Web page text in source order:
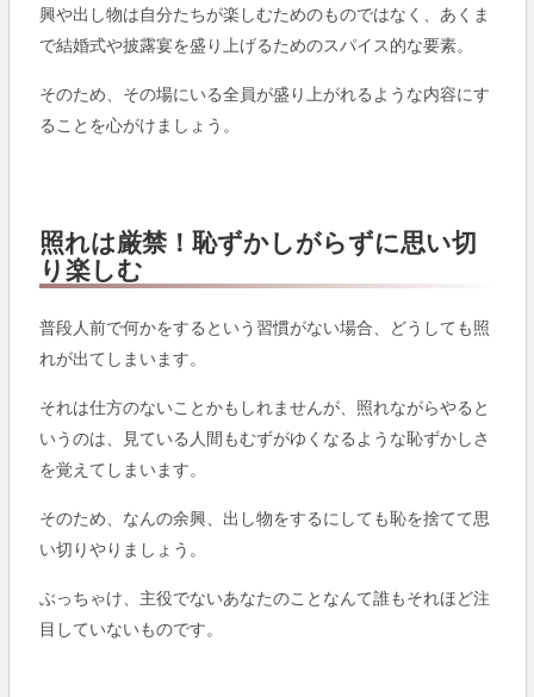
興や出し物は自分たちが楽しむためのものではなく、あくま
で結婚式や披露宴を盛り上げるためのスパイス的な要素。
そのため、その場にいる全員が盛り上がれるような内容にす
ることを心がけましょう。
照れは厳禁！恥ずかしがらずに思い切
り楽しむ
普段人前で何かをするという習慣がない場合、どうしても照
れが出てしまいます。
それは仕方のないことかもしれませんが、照れながらやると
いうのは、見ている人間もむずがゆくなるような恥ずかしさ
を覚えてしまいます。
そのため、なんの余興、出し物をするにしても恥を捨てて思
い切りやりましょう。
ぶっちゃけ、主役でないあなたのことなんて誰もそれほど注
目していないものです。